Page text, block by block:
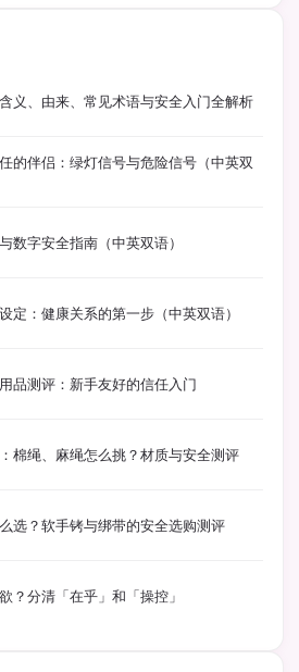
义、由来、常见术语与安全入门全解析
的伴侣：绿灯信号与危险信号（中英双
数字安全指南（中英双语）
定：健康关系的第一步（中英双语）
品测评：新手友好的信任入门
棉绳、麻绳怎么挑？材质与安全测评
选？软手铐与绑带的安全选购测评
？分清「在乎」和「操控」